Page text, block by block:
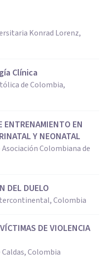
Konrad Lorenz,
Clínica
de Colombia,
ENTRENAMIENTO EN
Y NEONATAL
Asociación Colombiana de
DEL DUELO
Colombia
DE VIOLENCIA
Caldas, Colombia